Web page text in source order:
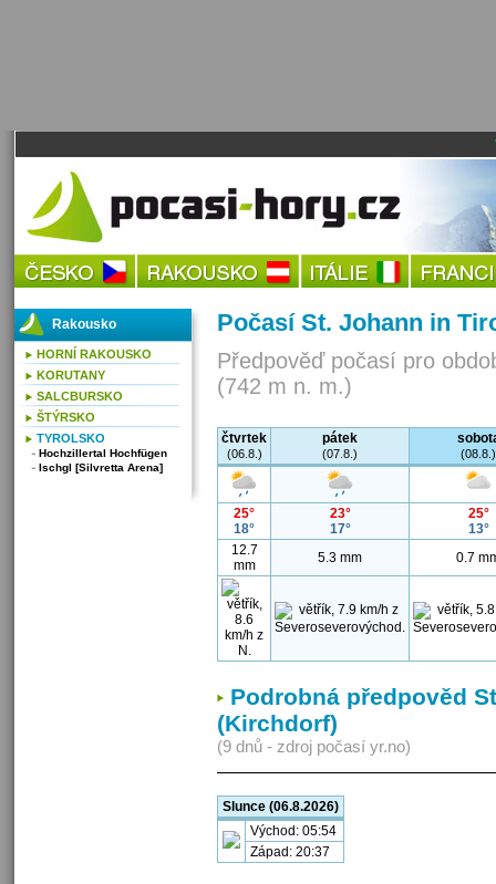
Počasí St. Johann in
Předpověď počasí pro
(742 m n. m.)
čtvrtek
(06.8.)
pátek
(07.8.) (08.8.)
25°
18°
23°
17°
25°
13°
12.7
mm
5.3 mm 0.7
Podrobná předpověd
(Kirchdorf)
(9 dnů - zdroj počasí yr.no)
Slunce (06.8.2026)
Východ: 05:54
Západ: 20:37
Rakousko
HORNÍ RAKOUSKO
KORUTANY
SALCBURSKO
ŠTÝRSKO
TYROLSKO
Hochzillertal Hochfügen
Ischgl [Silvretta Arena]